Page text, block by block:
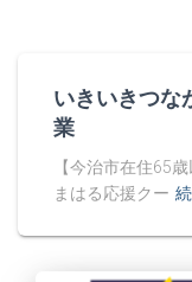
いきいきつな
業
【今治市在住65
まはる応援クー